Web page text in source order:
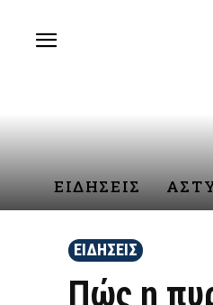
ΕΙΔΗΣΕΙΣ
ΕΙΔΗΣΕΙΣ
Πώς η